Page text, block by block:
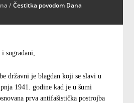
/Čestitka povodom Dana
i sugrađani,
državni je blagdan koji se slavi u
1941.godine kad je u šumi
prva antifašistička postrojba